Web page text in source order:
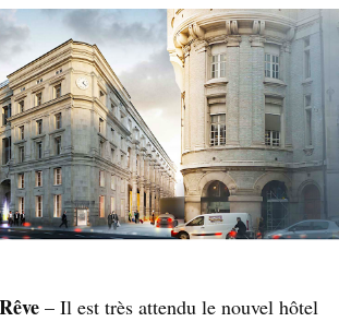
– Il est très attendu le nouvel hôtel